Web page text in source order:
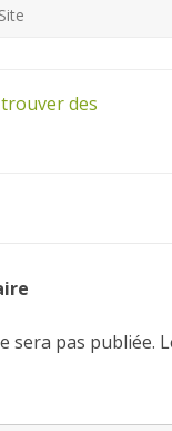
Site
des
sera pas publiée.